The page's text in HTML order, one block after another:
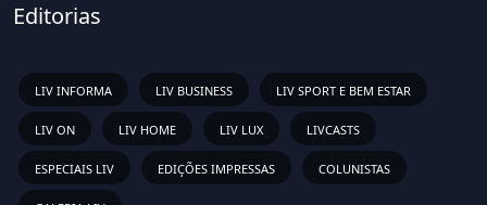
Editorias
LIV INFORMA LIV BUSINESS LIV SPORT E BEM ESTAR
LIV ON LIV HOME LIV LUX LIVCASTS
ESPECIAIS LIV EDIÇÕES IMPRESSAS COLUNISTAS